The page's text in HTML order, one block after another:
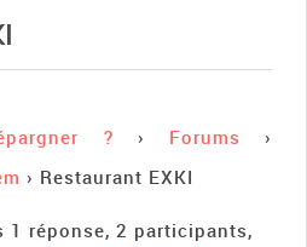
? › Forums
›
› Restaurant EXKI
1 réponse, 2 participants,